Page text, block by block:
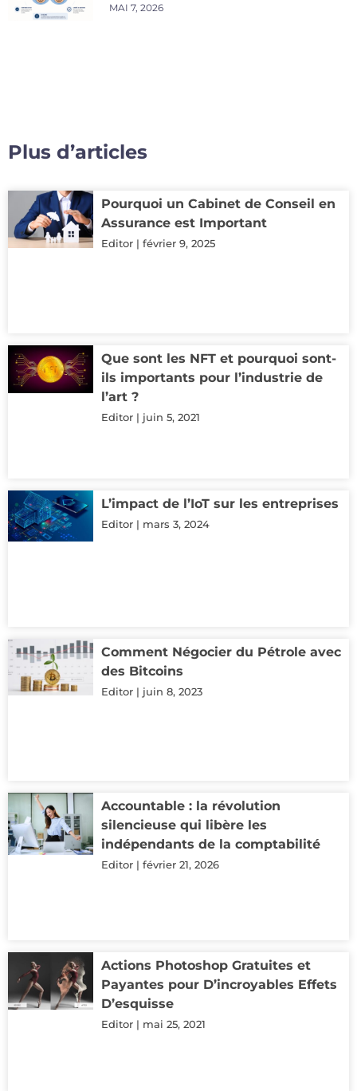
MAI 7, 2026
Plus d’articles
Pourquoi un Cabinet de Conseil en
Assurance est Important
Editor février 9, 2025
Que sont les NFT et pourquoi sont-
ils importants pour l’industrie de
l’art ?
Editor juin 5, 2021
L’impact de l’IoT sur les entreprises
Editor mars 3, 2024
Comment Négocier du Pétrole avec
des Bitcoins
Editor juin 8, 2023
Accountable : la révolution
silencieuse qui libère les
indépendants de la comptabilité
Editor février 21, 2026
Actions Photoshop Gratuites et
Payantes pour D’incroyables Effets
D’esquisse
Editor mai 25, 2021